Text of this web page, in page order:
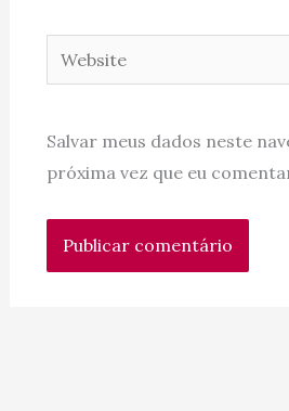
Website
Salvar meus dados neste
próxima vez que eu